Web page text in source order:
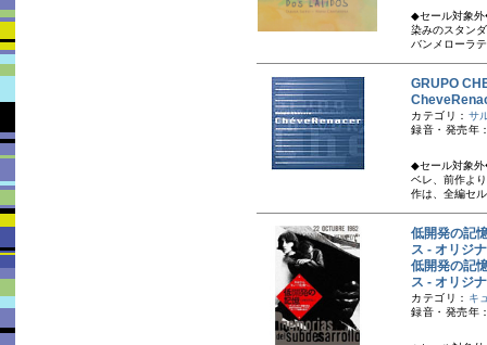
◆セール対象外
染みのスタン
バンメローラ
GRUPO
カテゴリ： サ
録音・発売年
◆セール対象外
ベレ、前作よ
作は、全編セ
低開発の記
ス - オリジ
低開発の記
ス - オリジ
カテゴリ： キ
録音・発売年